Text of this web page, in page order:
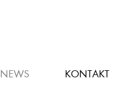
NEWS KONTAKT